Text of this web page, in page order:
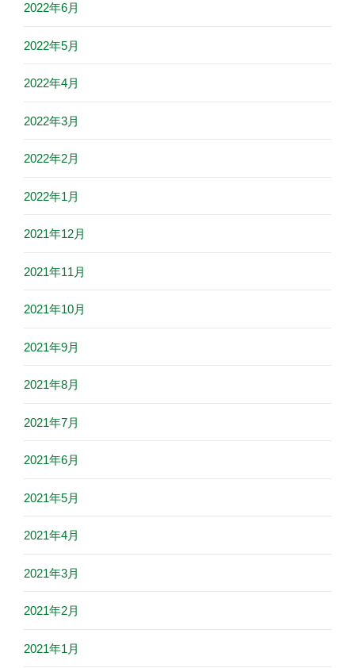
2022年6月
2022年5月
2022年4月
2022年3月
2022年2月
2022年1月
2021年12月
2021年11月
2021年10月
2021年9月
2021年8月
2021年7月
2021年6月
2021年5月
2021年4月
2021年3月
2021年2月
2021年1月